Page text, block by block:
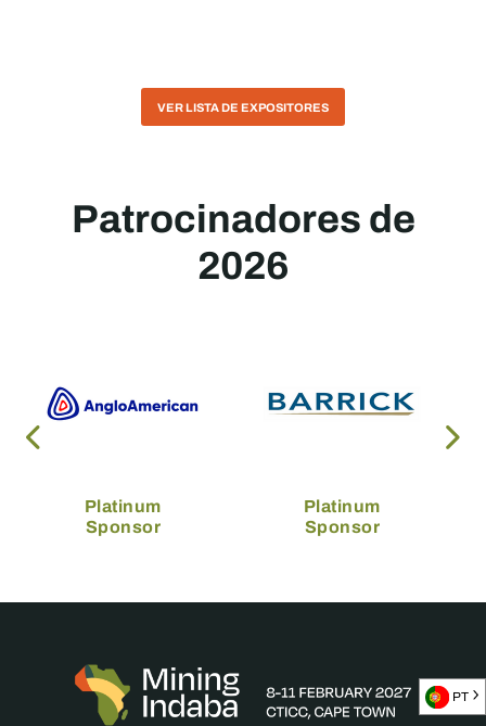
VER LISTA DE EXPOSITORES
Patrocinadores de
2026
Platinum
Sponsor
Platinum
Sponsor
PT